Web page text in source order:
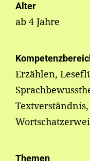
Alter
ab 4 Jahre
Erzählen,
Themen